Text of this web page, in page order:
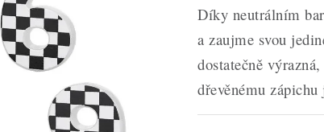
Díky neutrálním
a zaujme svou
dostatečně
dřevěnému